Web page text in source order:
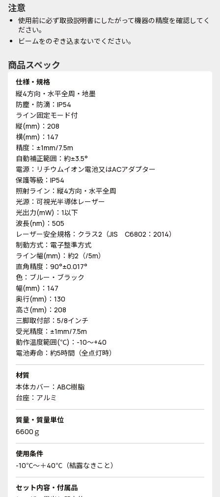
注意
使用前に必ず取扱説明書にしたがって機器の精度を確認してく
ださい。
ビームをのぞき込まないでください。
商品スペック
仕様・規格
縦4方向・水平全周・地墨
防塵・防滴：IP54
ライン固定モード付
縦(mm)：208
横(mm)：147
精度：±1mm/7.5m
自動補正範囲：約±3.5°
電源：リチウムイオン電池又はACアダプター
保護等級：IP54
照射ライン：縦4方向・水平全周
光源：可視光半導体レーザー
光出力(mW)：1以下
波長(nm)：505
レーザー安全規格：クラス2（JIS C6802：2014）
制動方式：電子整準方式
ライン幅(mm)：約2（/5m）
直角精度：90°±0.017°
色：ブルー・ブラック
幅(mm)：147
奥行(mm)：130
高さ(mm)：208
三脚取付部：5/8インチ
受光精度：±1mm/7.5m
動作温度範囲(℃)：-10～+40
電池寿命：約5時間（全点灯時）
材質
本体カバー：ABC樹脂
台座：アルミ
質量・質量単位
6600ｇ
使用条件
-10℃～＋40℃（結露なきこと）
セット内容・付属品